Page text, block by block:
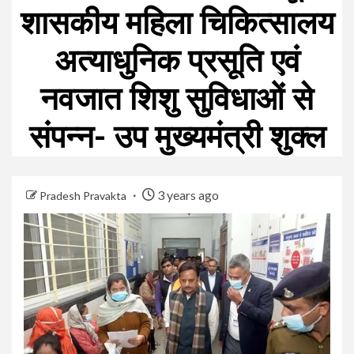
शासकीय महिला चिकित्सालय
अत्याधुनिक प्रसूति एवं
नवजात शिशु सुविधाओं से
संपन्न- उप मुख्यमंत्री शुक्ल
Pradesh Pravakta 3 years ago